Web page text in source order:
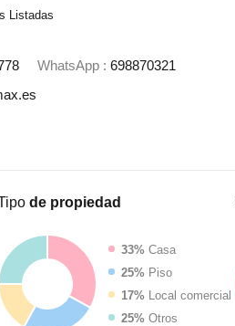
Listadas
WhatsApp : 698870321
de propiedad
33% Casa
25% Piso
17% Local comercial
25% Otros